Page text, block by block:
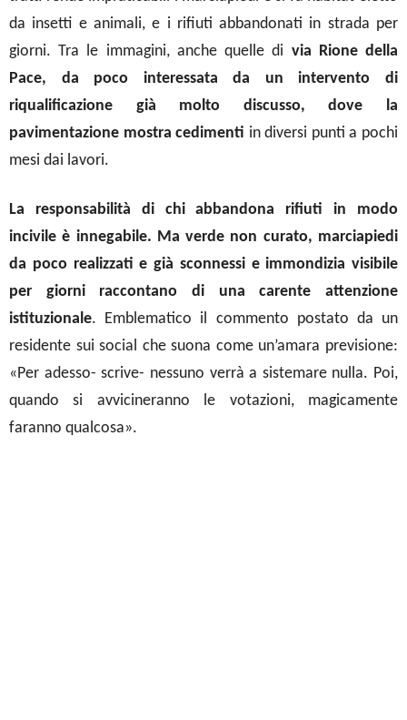
da insetti e animali, e i rifiuti abbandonati in strada per
giorni. Tra le immagini, anche quelle di via Rione della
Pace, da poco interessata da un intervento di
riqualificazione già molto discusso, dove la
pavimentazione mostra cedimenti in diversi punti a pochi
mesi dai lavori.
La responsabilità di chi abbandona rifiuti in modo
incivile è innegabile. Ma verde non curato, marciapiedi
da poco realizzati e già sconnessi e immondizia visibile
per giorni raccontano di una carente attenzione
istituzionale. Emblematico il commento postato da un
residente sui social che suona come un’amara previsione:
«Per adesso- scrive- nessuno verrà a sistemare nulla. Poi,
quando si avvicineranno le votazioni, magicamente
faranno qualcosa».